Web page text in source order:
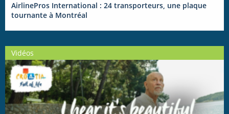
AirlinePros International : 24 transporteurs, une plaque
tournante à Montréal
Vidéos